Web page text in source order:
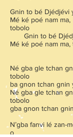
Gnin to bé Djédjévi
Mé ké poé nam ma,
Gnin to bé
Mé ké poé nam ma,
Né gba gle tchan
ba gnon tchan gnin
Né gba gle tchan
gba gnon tchan
N’gba fanvi lé zan-